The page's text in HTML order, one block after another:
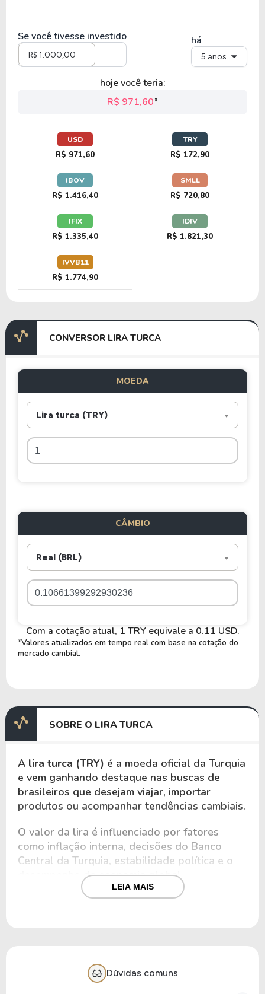
Se você tivesse investido há
5 anos
hoje você teria:
R$ 971,60*
USD
R$ 971,60
TRY
R$ 172,90
IBOV
R$ 1.416,40
SMLL
R$ 720,80
IFIX
R$ 1.335,40
IDIV
R$ 1.821,30
IVVB11
R$ 1.774,90
CONVERSOR LIRA TURCA
MOEDA
Lira turca (TRY)
CÂMBIO
Real (BRL)
Com a cotação atual, 1 TRY equivale a 0.11 USD.
*Valores atualizados em tempo real com base na cotação do
mercado cambial.
SOBRE O LIRA TURCA
A lira turca (TRY) é a moeda oficial da Turquia
e vem ganhando destaque nas buscas de
brasileiros que desejam viajar, importar
produtos ou acompanhar tendências cambiais.
O valor da lira é influenciado por fatores
como inflação interna, decisões do Banco
Central da Turquia, estabilidade política e o
desempenho da economia global.
Como toda moeda estrangeira, a lira turca
LEIA MAIS
Dúvidas comuns